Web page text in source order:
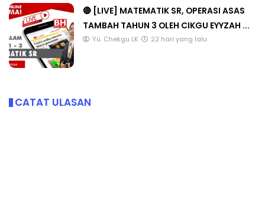
🔴 [LIVE] MATEMATIK SR, OPERASI ASAS
TAMBAH TAHUN 3 OLEH CIKGU EYYZAH ...
Yu. Chekgu LK 22 hari yang lalu
CATAT ULASAN